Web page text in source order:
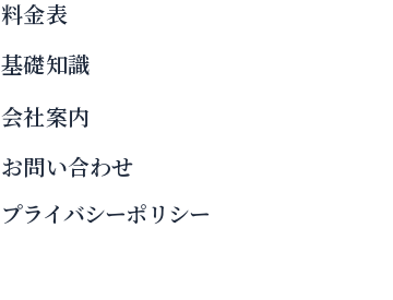
料金表
基礎知識
会社案内
お問い合わせ
プライバシーポリシー